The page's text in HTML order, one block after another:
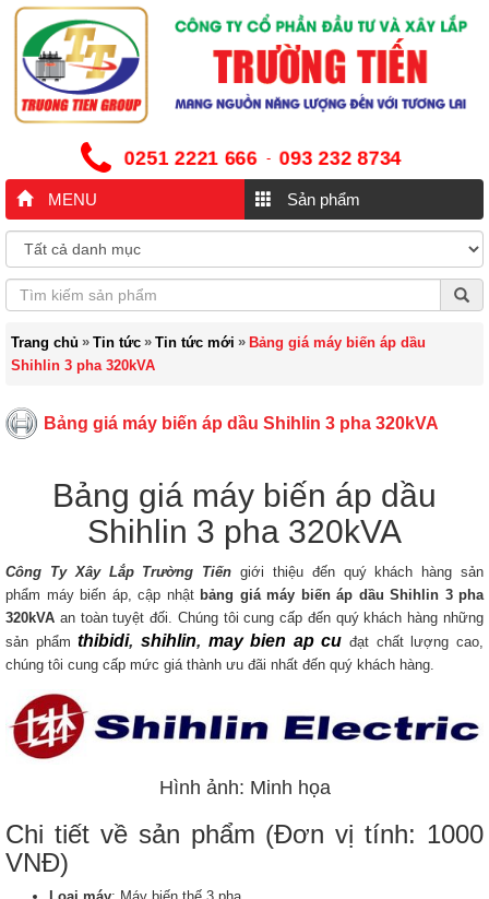
0251 2221 666 - 093 232 8734
MENU Sản phẩm
Trang chủ » Tin tức » Tin tức mới » Bảng giá máy biến áp dầu
Shihlin 3 pha 320kVA
Bảng giá máy biến áp dầu Shihlin 3 pha 320kVA
Bảng giá máy biến áp dầu
Shihlin 3 pha 320kVA
Công Ty Xây Lắp Trường Tiến giới thiệu đến quý khách hàng sản
phẩm máy biến áp, cập nhật bảng giá máy biến áp dầu Shihlin 3 pha
320kVA​​ an toàn tuyệt đối. Chúng tôi cung cấp đến quý khách hàng những
sản phẩmthibidi, shihlin, may bien ap cuđạt chất lượng cao,
chúng tôi cung cấp mức giá thành ưu đãi nhất đến quý khách hàng.
Hình ảnh: Minh họa
Chi tiết về sản phẩm (Đơn vị tính: 1000
VNĐ)